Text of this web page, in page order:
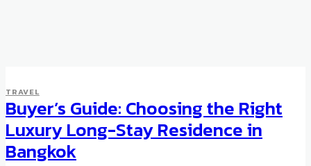
TRAVEL
Buyer’s Guide: Choosing the Right
Luxury Long-Stay Residence in
Bangkok